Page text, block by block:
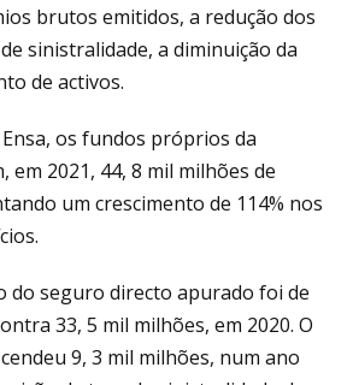
brutos emitidos, a redução dos
sinistralidade, a diminuição da
de activos.
os fundos próprios da
em 2021, 44, 8 mil milhões de
um crescimento de 114% nos
do seguro directo apurado foi de
33, 5 mil milhões, em 2020. O
9, 3 mil milhões, num ano